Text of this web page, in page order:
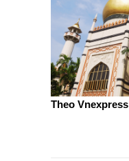
Theo Vnexpress